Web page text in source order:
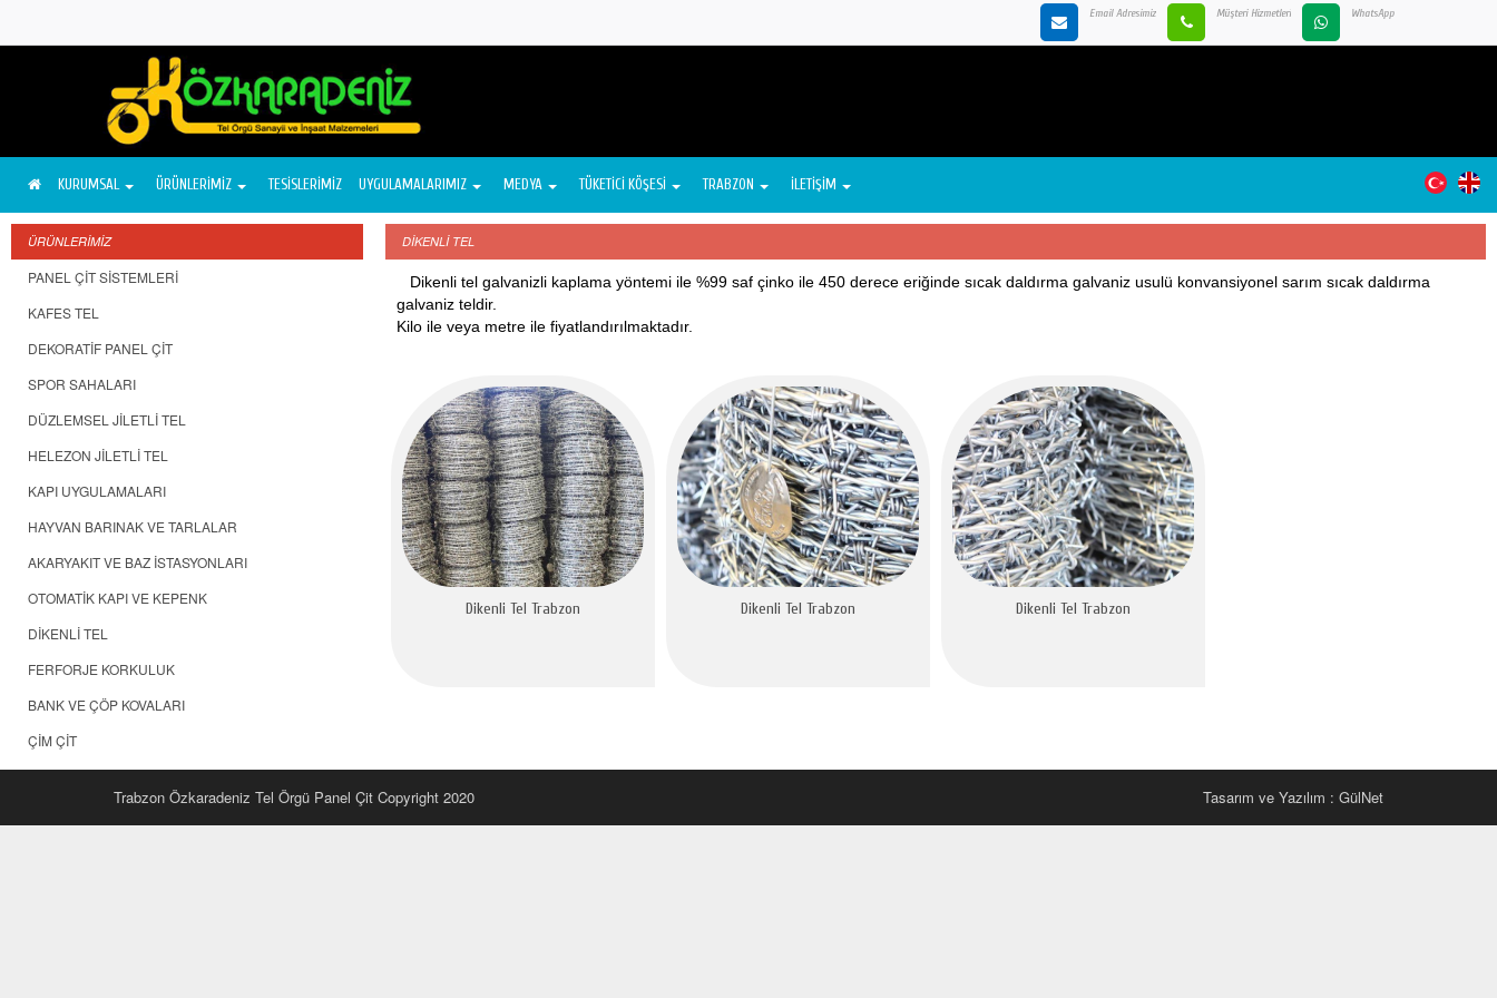
Email Adresimiz Müşteri Hizmetleri WhatsApp
KURUMSAL ÜRÜNLERİMİZ TESİSLERİMİZ UYGULAMALARIMIZ MEDYA TÜKETİCİ KÖŞESİ TRABZON İLETİŞİM
ÜRÜNLERİMİZ
PANEL ÇİT SİSTEMLERİ
KAFES TEL
DEKORATİF PANEL ÇİT
SPOR SAHALARI
DÜZLEMSEL JİLETLİ TEL
HELEZON JİLETLİ TEL
KAPI UYGULAMALARI
HAYVAN BARINAK VE TARLALAR
AKARYAKIT VE BAZ İSTASYONLARI
OTOMATİK KAPI VE KEPENK
DİKENLİ TEL
FERFORJE KORKULUK
BANK VE ÇÖP KOVALARI
ÇİM ÇİT
DİKENLİ TEL
Dikenli tel galvanizli kaplama yöntemi ile %99 saf çinko ile 450 derece eriğinde sıcak daldırma galvaniz usulü konvansiyonel sarım sıcak daldırma
galvaniz teldir.
Kilo ile veya metre ile fiyatlandırılmaktadır.
Dikenli Tel Trabzon Dikenli Tel Trabzon Dikenli Tel Trabzon
Trabzon Özkaradeniz Tel Örgü Panel Çit Copyright 2020 Tasarım ve Yazılım : GülNet